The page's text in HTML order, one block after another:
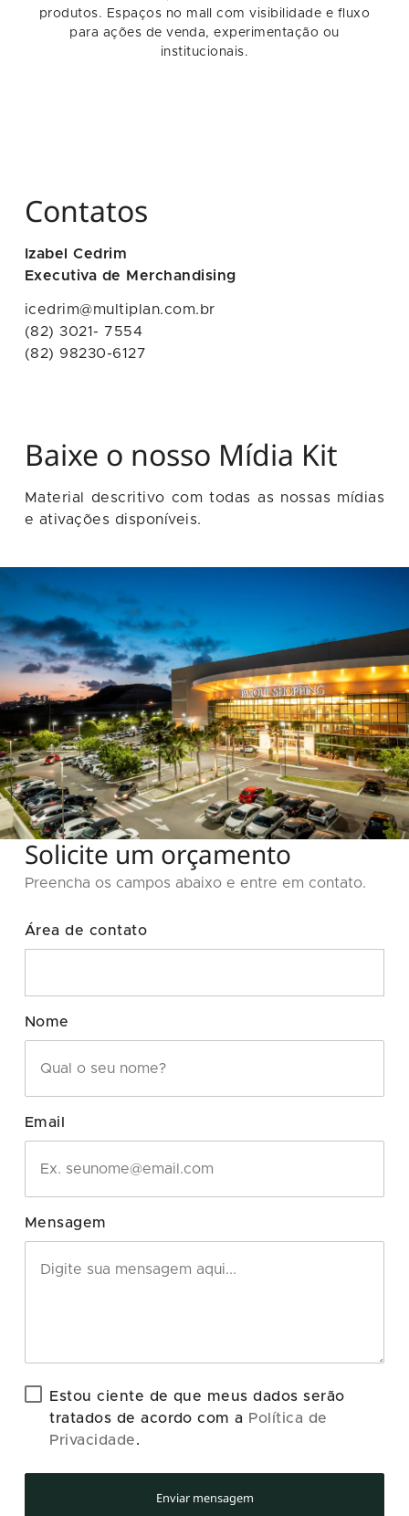
produtos. Espaços no mall com visibilidade e fluxo
para ações de venda, experimentação ou
institucionais.
Contatos
Izabel Cedrim
Executiva de Merchandising
icedrim@multiplan.com.br
(82) 3021- 7554
(82) 98230-6127
Baixe o nosso Mídia Kit
Material descritivo com todas as nossas mídias
e ativações disponíveis.
Solicite um orçamento
Preencha os campos abaixo e entre em contato.
Área de contato
Nome
Email
Mensagem
Estou ciente de que meus dados serão
tratados de acordo com a Política de
Privacidade.
Enviar mensagem